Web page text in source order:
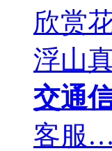
欣赏
浮山
交通
客服…